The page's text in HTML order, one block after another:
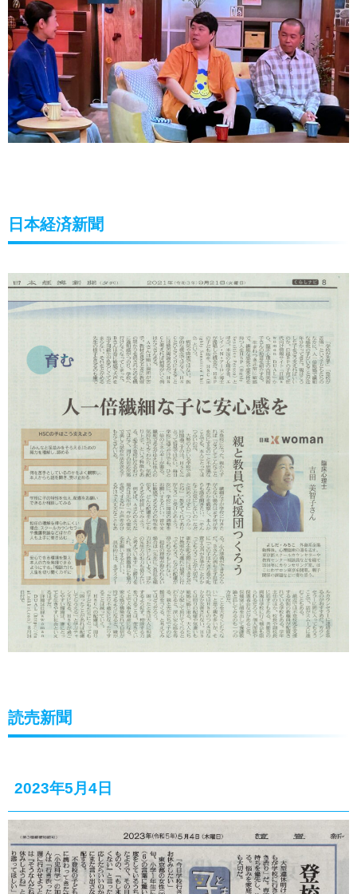
日本経済新聞
読売新聞
2023年5月4日